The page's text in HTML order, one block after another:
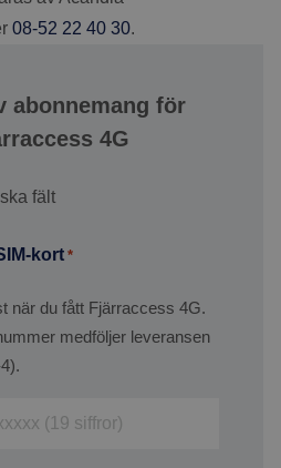
08-52 22 40 30.
abonnemang för
4G
fält
kort *
när du fått Fjärraccess 4G.
medföljer leveransen